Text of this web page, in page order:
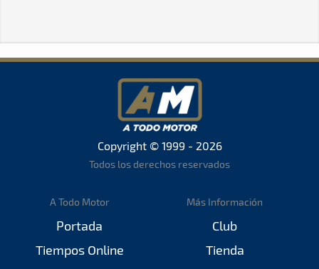
Copyright © 1999 - 2026
Todos los derechos reservados
A Todo Motor
Portada
Tiempos Online
Más Información
Club
Tienda